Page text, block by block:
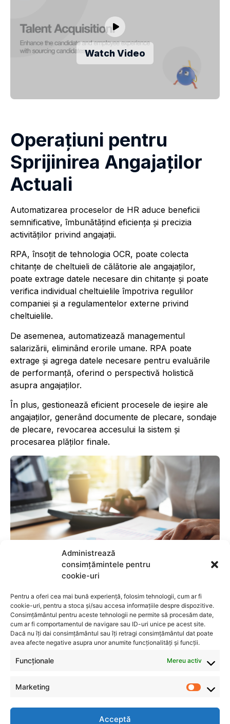
Administrează
consimțămintele pentru
cookie-uri
Pentru a oferi cea mai bună experiență, folosim tehnologii, cum ar fi
cookie-uri, pentru a stoca și/sau accesa informațiile despre dispozitive.
Consimțământul pentru aceste tehnologii ne permite să procesăm date,
cum ar fi comportamentul de navigare sau ID-uri unice pe acest site.
Dacă nu îți dai consimțământul sau îți retragi consimțământul dat poate
avea afecte negative asupra unor anumite funcționalități și funcții.
Funcționale Mereu activ
Marketing
Acceptă
Watch Video
Operațiuni pentru
Sprijinirea Angajaților
Actuali
Automatizarea proceselor de HR aduce beneficii
semnificative, îmbunătățind eficiența și precizia
activităților privind angajaţii.
RPA, însoţit de tehnologia OCR, poate colecta
chitanțe de cheltuieli de călătorie ale angajaților,
poate extrage datele necesare din chitanțe și poate
verifica individual cheltuielile împotriva regulilor
companiei și a regulamentelor externe privind
cheltuielile.
De asemenea, automatizează managementul
salarizării, eliminând erorile umane. RPA poate
extrage și agrega datele necesare pentru evaluările
de performanță, oferind o perspectivă holistică
asupra angajaților.
În plus, gestionează eficient procesele de ieșire ale
angajaților, generând documente de plecare, sondaje
de plecare, revocarea accesului la sistem și
procesarea plăților finale.